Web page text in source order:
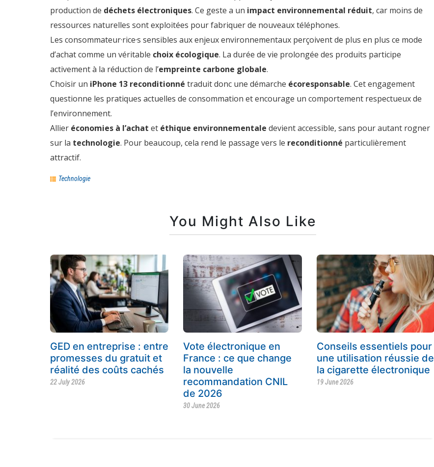
production de déchets électroniques. Ce geste a un impact environnemental réduit, car moins de
ressources naturelles sont exploitées pour fabriquer de nouveaux téléphones.
Les consommateur·rice·s sensibles aux enjeux environnementaux perçoivent de plus en plus ce mode
d’achat comme un véritable choix écologique. La durée de vie prolongée des produits participe
activement à la réduction de l’empreinte carbone globale.
Choisir un iPhone 13 reconditionné traduit donc une démarche écoresponsable. Cet engagement
questionne les pratiques actuelles de consommation et encourage un comportement respectueux de
l’environnement.
Allier économies à l’achat et éthique environnementale devient accessible, sans pour autant rogner
sur la technologie. Pour beaucoup, cela rend le passage vers le reconditionné particulièrement
attractif.
Technologie
You Might Also Like
GED en entreprise : entre
promesses du gratuit et
réalité des coûts cachés
22 July 2026
Vote électronique en
France : ce que change
la nouvelle
recommandation CNIL
de 2026
30 June 2026
Conseils essentiels pour
une utilisation réussie de
la cigarette électronique
19 June 2026